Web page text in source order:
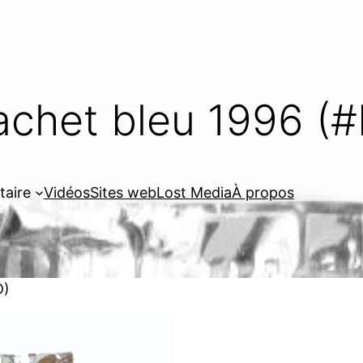
bleu 1996
VidéosSites webLost MediaÀ propos